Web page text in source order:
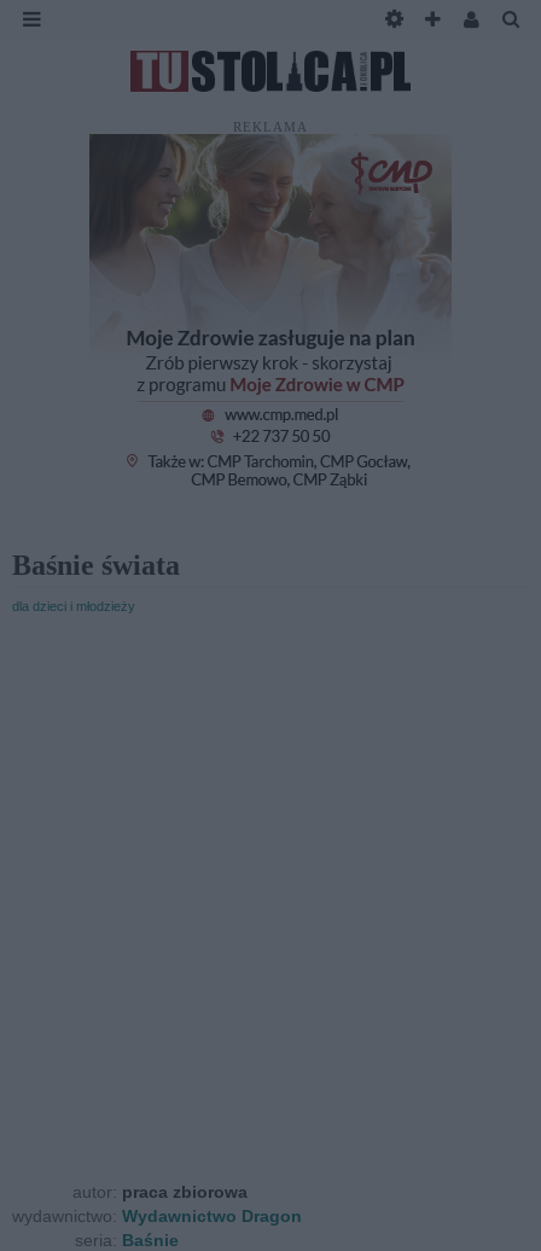
REKLAMA
Baśnie świata
dla dzieci i młodzieży
autor: praca zbiorowa
wydawnictwo: Wydawnictwo Dragon
seria: Baśnie